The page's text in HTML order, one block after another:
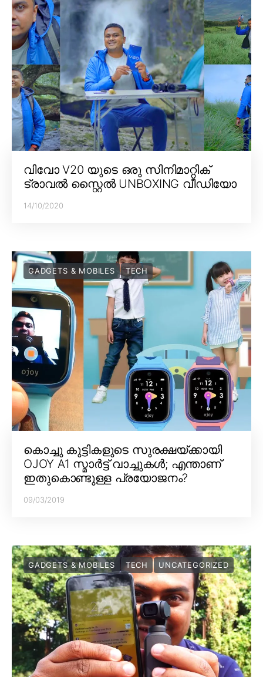
വിവോ V20 യുടെ ഒരു സിനിമാറ്റിക്
ട്രാവൽ സ്റ്റൈൽ UNBOXING വീഡിയോ
14/10/2020
GADGETS & MOBILES TECH
കൊച്ചു കുട്ടികളുടെ സുരക്ഷയ്ക്കായി
OJOY A1 സ്മാർട്ട് വാച്ചുകൾ; എന്താണ്
ഇതുകൊണ്ടുള്ള പ്രയോജനം?
09/03/2019
GADGETS & MOBILES TECH UNCATEGORIZED